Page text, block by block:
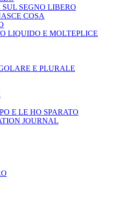
SEGNO LIBERO
COSA
LIQUIDO E MOLTEPLICE
E PLURALE
E LE HO SPARATO
JOURNAL